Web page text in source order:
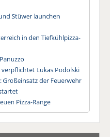
Stüwer launchen
in den Tiefkühlpizza-
verpflichtet Lukas Podolski
Großeinsatz der Feuerwehr
Pizza-Range